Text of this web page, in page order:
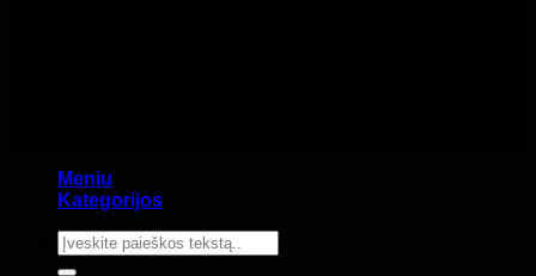
Meniu
Kategorijos
Ieškoti: